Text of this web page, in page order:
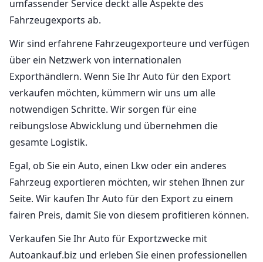
umfassender Service deckt alle Aspekte des
Fahrzeugexports ab.
Wir sind erfahrene Fahrzeugexporteure und verfügen
über ein Netzwerk von internationalen
Exporthändlern. Wenn Sie Ihr Auto für den Export
verkaufen möchten, kümmern wir uns um alle
notwendigen Schritte. Wir sorgen für eine
reibungslose Abwicklung und übernehmen die
gesamte Logistik.
Egal, ob Sie ein Auto, einen Lkw oder ein anderes
Fahrzeug exportieren möchten, wir stehen Ihnen zur
Seite. Wir kaufen Ihr Auto für den Export zu einem
fairen Preis, damit Sie von diesem profitieren können.
Verkaufen Sie Ihr Auto für Exportzwecke mit
Autoankauf.biz und erleben Sie einen professionellen